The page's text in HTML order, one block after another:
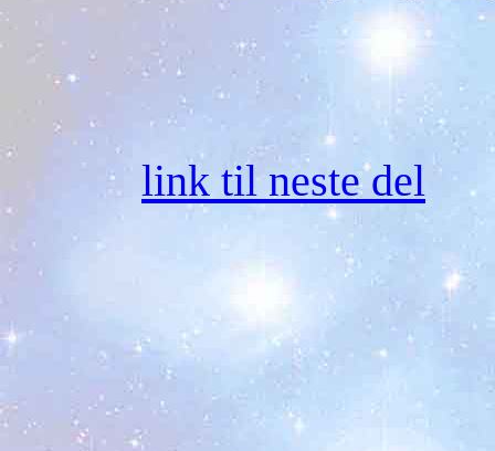
link til neste del